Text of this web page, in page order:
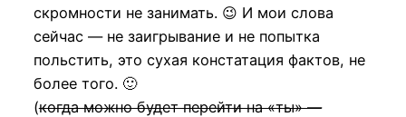
скромности не занимать. 😉 И мои слова
сейчас — не заигрывание и не попытка
польстить, это сухая констатация фактов, не
более того. 🙂
(когда можно будет перейти на «ты» —